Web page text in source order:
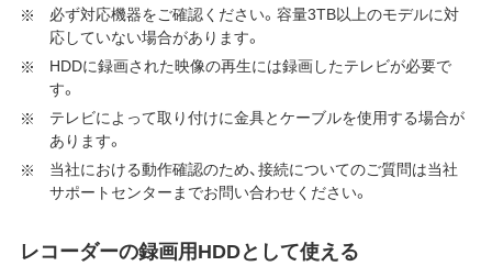
必ず対応機器をご確認ください。容量3TB以上のモデルに対
応していない場合があります。
HDDに録画された映像の再生には録画したテレビが必要で
す。
テレビによって取り付けに金具とケーブルを使用する場合が
あります。
当社における動作確認のため、接続についてのご質問は当社
サポートセンターまでお問い合わせください。
レコーダーの録画用HDDとして使える